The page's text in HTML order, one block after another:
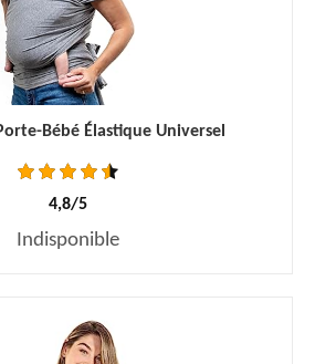
Bébé Élastique Universel
4,8/5
Indisponible